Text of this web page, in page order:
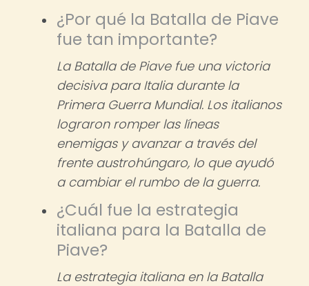
¿Por qué la Batalla de Piave
fue tan importante?
La Batalla de Piave fue una victoria
decisiva para Italia durante la
Primera Guerra Mundial. Los italianos
lograron romper las líneas
enemigas y avanzar a través del
frente austrohúngaro, lo que ayudó
a cambiar el rumbo de la guerra.
¿Cuál fue la estrategia
italiana para la Batalla de
Piave?
La estrategia italiana en la Batalla